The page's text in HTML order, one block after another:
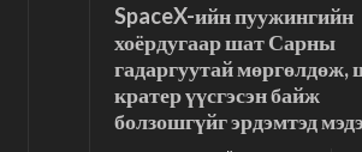
SpaceX-ийн пуужингийн
хоёрдугаар шат Сарны
гадаргуутай мөргөлдөж,
кратер үүсгэсэн байж
болзошгүйг эрдэмтэд